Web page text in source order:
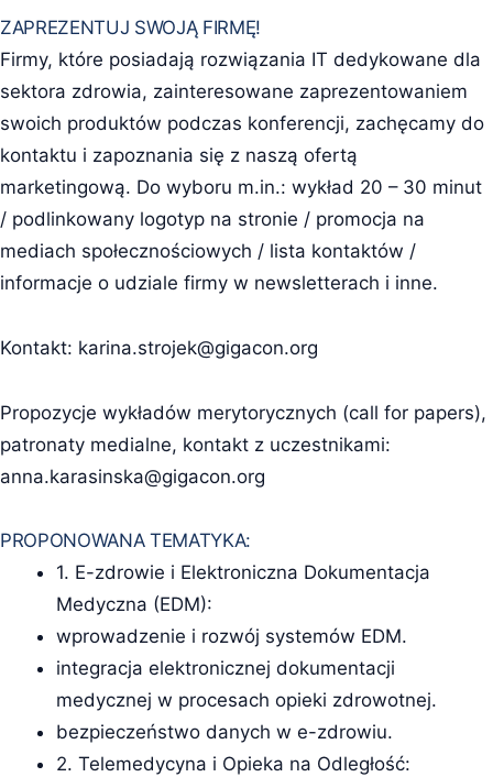
ZAPREZENTUJ SWOJĄ FIRMĘ!
Firmy, które posiadają rozwiązania IT dedykowane dla
sektora zdrowia, zainteresowane zaprezentowaniem
swoich produktów podczas konferencji, zachęcamy do
kontaktu i zapoznania się z naszą ofertą
marketingową. Do wyboru m.in.: wykład 20 – 30 minut
/ podlinkowany logotyp na stronie / promocja na
mediach społecznościowych / lista kontaktów /
informacje o udziale firmy w newsletterach i inne.
Kontakt: karina.strojek@gigacon.org
Propozycje wykładów merytorycznych (call for papers),
patronaty medialne, kontakt z uczestnikami:
anna.karasinska@gigacon.org
PROPONOWANA TEMATYKA:
1. E-zdrowie i Elektroniczna Dokumentacja
Medyczna (EDM):
wprowadzenie i rozwój systemów EDM.
integracja elektronicznej dokumentacji
medycznej w procesach opieki zdrowotnej.
bezpieczeństwo danych w e-zdrowiu.
2. Telemedycyna i Opieka na Odległość: